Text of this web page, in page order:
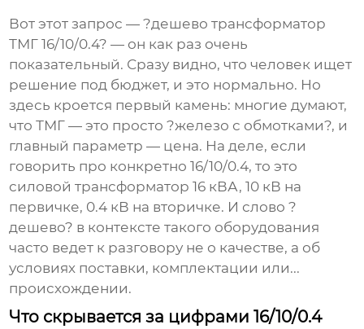
Вот этот запрос — ?дешево трансформатор
ТМГ 16/10/0.4? — он как раз очень
показательный. Сразу видно, что человек ищет
решение под бюджет, и это нормально. Но
здесь кроется первый камень: многие думают,
что ТМГ — это просто ?железо с обмотками?, и
главный параметр — цена. На деле, если
говорить про конкретно 16/10/0.4, то это
силовой трансформатор 16 кВА, 10 кВ на
первичке, 0.4 кВ на вторичке. И слово ?
дешево? в контексте такого оборудования
часто ведет к разговору не о качестве, а об
условиях поставки, комплектации или...
происхождении.
Что скрывается за цифрами 16/10/0.4